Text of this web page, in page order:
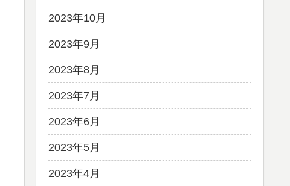
2023年10月
2023年9月
2023年8月
2023年7月
2023年6月
2023年5月
2023年4月